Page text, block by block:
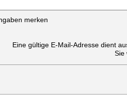
merken
Eine gültige E-Mail-Adresse dient
Sie